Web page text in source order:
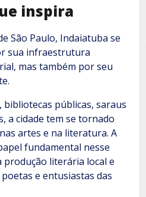
inspira
São Paulo, Indaiatuba se
sua infraestrutura
mas também por seu
públicas, saraus
a cidade tem se tornado
artes e na literatura. A
fundamental nesse
literária local e
e entusiastas das